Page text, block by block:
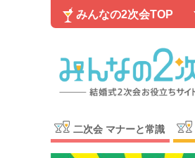
みんなの2次会TOP
二次会 マナーと常識